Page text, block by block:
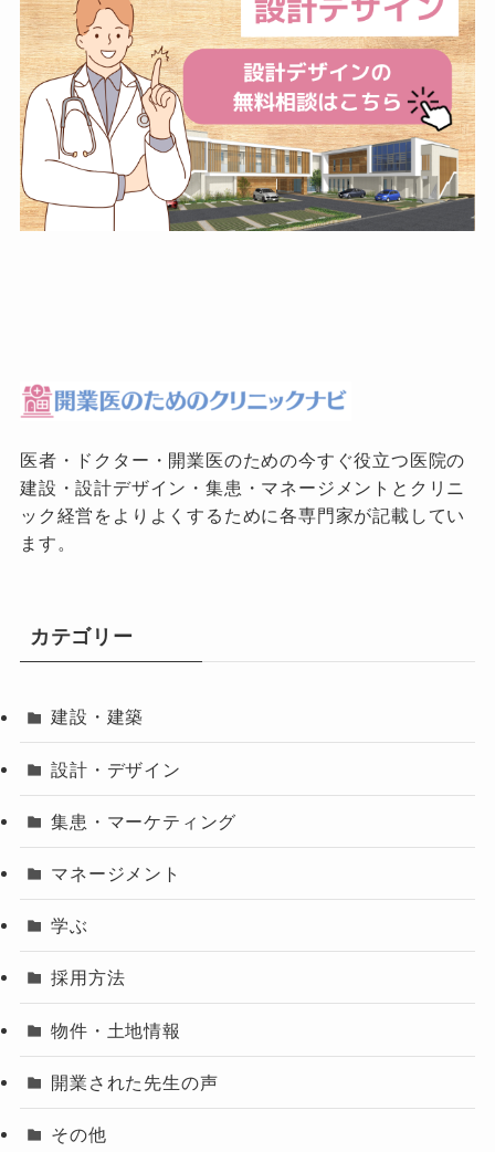
医者・ドクター・開業医のための今すぐ役立つ医院の
建設・設計デザイン・集患・マネージメントとクリニ
ック経営をよりよくするために各専門家が記載してい
ます。
カテゴリー
建設・建築
設計・デザイン
集患・マーケティング
マネージメント
学ぶ
採用方法
物件・土地情報
開業された先生の声
その他